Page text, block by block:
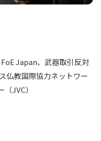
Japan、武器取引反対
仏教国際協力ネットワー
JVC）